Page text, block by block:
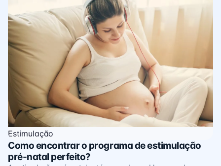
Estimulação
Como encontrar o programa de estimulação
pré-natal perfeito?